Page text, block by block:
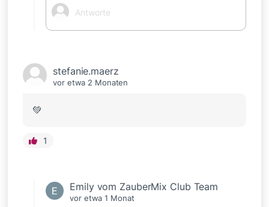
stefanie.maerz
vor etwa 2 Monaten
💚
1
Emily vom ZauberMix Club Team
vor etwa 1 Monat